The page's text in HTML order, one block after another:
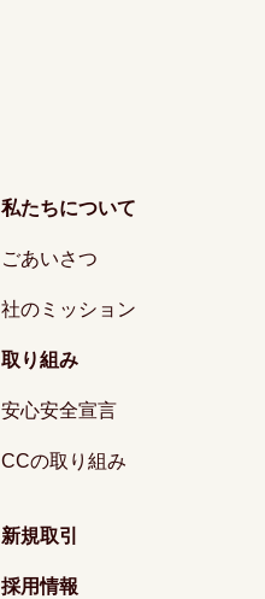
私たちについて
ごあいさつ
社のミッション
取り組み
安心安全宣言
CCの取り組み
新規取引
採用情報